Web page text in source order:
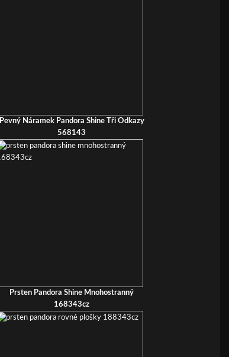
Pevný Náramek Pandora Shine Tři Odkazy
568143
Prsten Pandora Shine Mnohostranný
168343cz